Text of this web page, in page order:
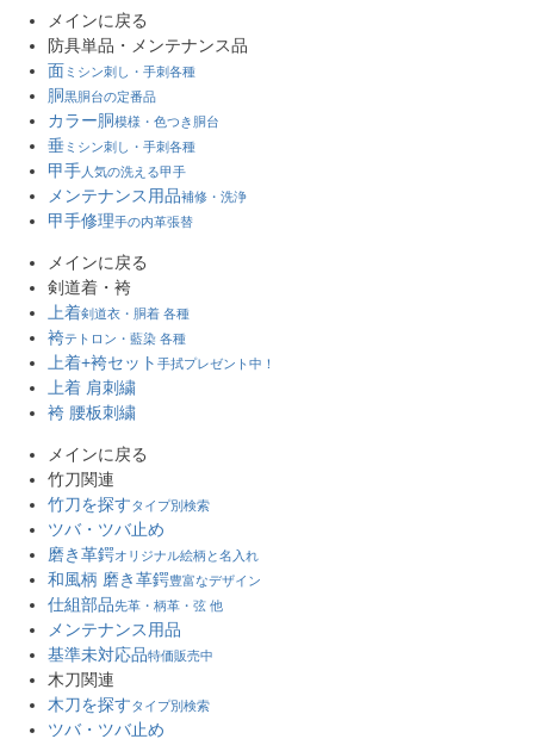
メインに戻る
防具単品・メンテナンス品
面 ミシン刺し・手刺各種
胴黒胴台の定番品
カラー胴模様・色つき胴台
垂 ミシン刺し・手刺各種
甲手 人気の洗える甲手
メンテナンス用品補修・洗浄
甲手修理手の内革張替
メインに戻る
剣道着・袴
上着剣道衣・胴着 各種
袴テトロン・藍染 各種
上着+袴セット 手拭プレゼント中！
上着 肩刺繍
袴 腰板刺繍
メインに戻る
竹刀関連
竹刀を探すタイプ別検索
ツバ・ツバ止め
磨き革鍔オリジナル絵柄と名入れ
和風柄 磨き革鍔豊富なデザイン
仕組部品先革・柄革・弦 他
メンテナンス用品
基準未対応品特価販売中
木刀関連
木刀を探すタイプ別検索
ツバ・ツバ止め